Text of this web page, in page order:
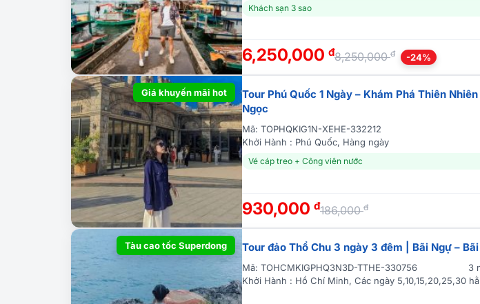
Khách sạn 3 sao
6,250,000 đ8,250,000đ -24%
Giá khuyến mãi hot
Tour Phú Quốc 1 Ngày – Khám Phá Thiên
Ngọc
Mã: TOPHQKIG1N-XEHE-332212
Khởi Hành : Phú Quốc, Hàng ngày
Vé cáp treo + Công viên nước
930,000 đ186,000đ
Tàu cao tốc Superdong Tour đảo Thổ Chu 3 ngày 3 đêm | Bãi Ngự –
Mã: TOHCMKIGPHQ3N3D-TTHE-330756
3
Khởi Hành : Hồ Chí Minh, Các ngày 5,10,15,20,25,30